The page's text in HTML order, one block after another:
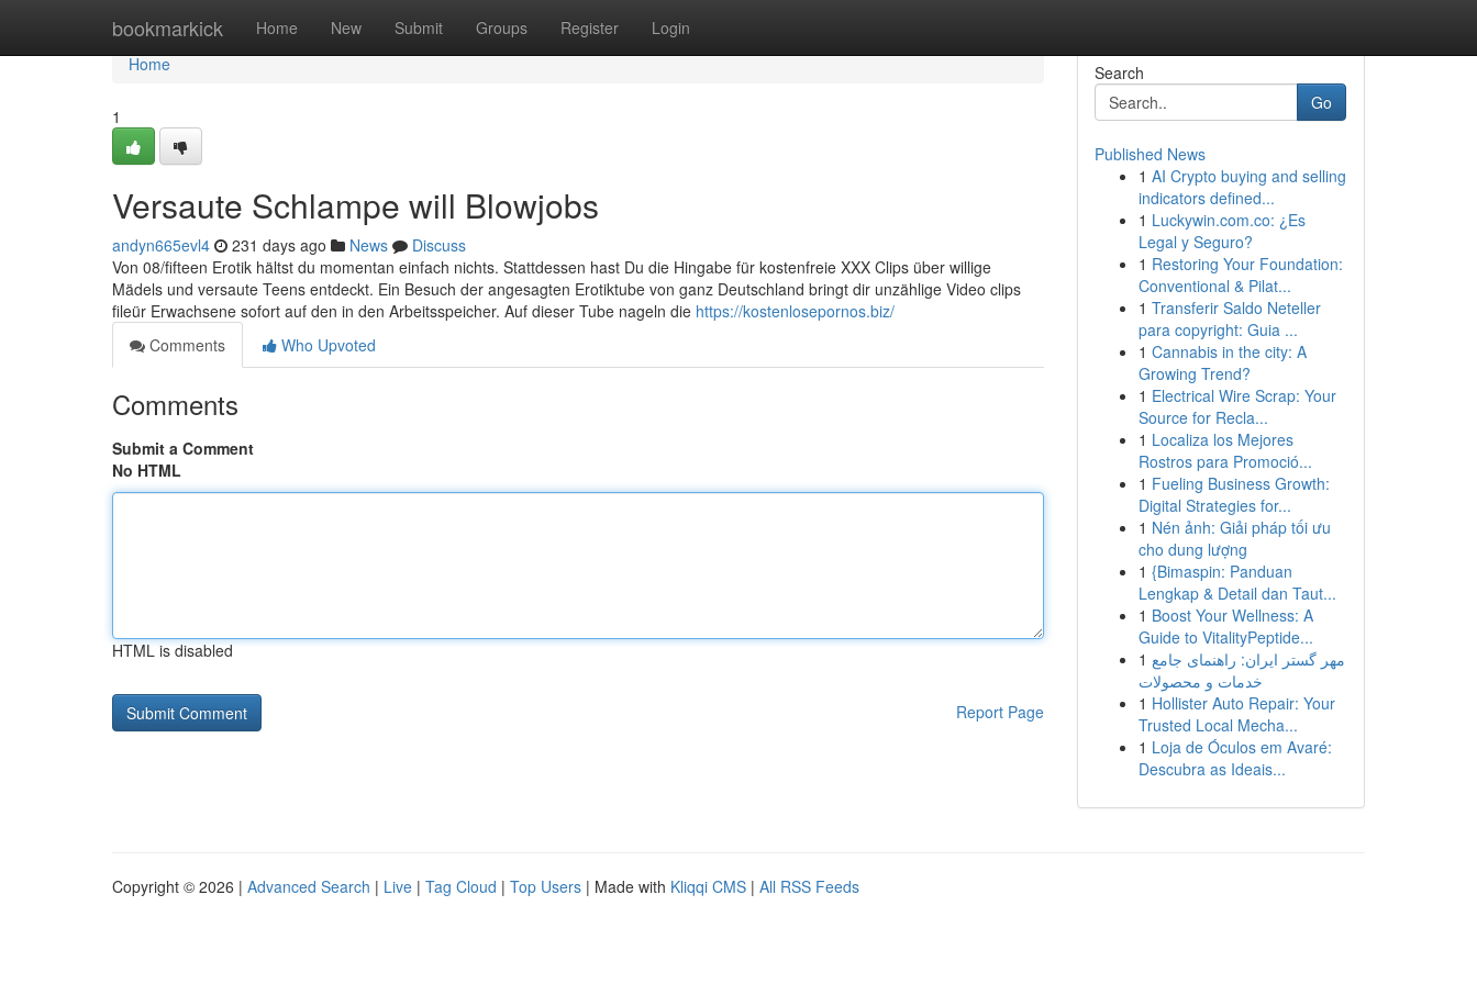
bookmarkick Home New Submit Groups Register Login
Home
Home
1
Versaute Schlampe will Blowjobs
andyn665evl4 231 days ago News
Discuss
Von 08/fifteen Erotik hältst du momentan einfach nichts. Stattdessen hast Du die Hingabe für kostenfreie XXX Clips über willige
Mädels und versaute Teens entdeckt. Ein Besuch der angesagten Erotiktube von ganz Deutschland bringt dir unzählige Video clips
fileür Erwachsene sofort auf den in den Arbeitsspeicher. Auf dieser Tube nageln die https://kostenlosepornos.biz/
Comments
Who Upvoted
Comments
Submit a Comment
No HTML
HTML is disabled
Report Page
Search
Go
Published News
1 AI Crypto buying and selling
indicators defined...
1 Luckywin.com.co: ¿Es
Legal y Seguro?
1 Restoring Your Foundation:
Conventional & Pilat...
1 Transferir Saldo Neteller
para copyright: Guia ...
1 Cannabis in the city: A
Growing Trend?
1 Electrical Wire Scrap: Your
Source for Recla...
1 Localiza los Mejores
Rostros para Promoció...
1 Fueling Business Growth:
Digital Strategies for...
1 Nén ảnh: Giải pháp tối ưu
cho dung lượng
1 {Bimaspin: Panduan
Lengkap & Detail dan Taut...
1 Boost Your Wellness: A
Guide to VitalityPeptide...
1 مهر گستر ایران: راهنمای جامع
خدمات و محصولات
1 Hollister Auto Repair: Your
Trusted Local Mecha...
1 Loja de Óculos em Avaré:
Descubra as Ideais...
Copyright © 2026 | Advanced Search | Live | Tag Cloud | Top Users | Made with Kliqqi CMS | All RSS Feeds